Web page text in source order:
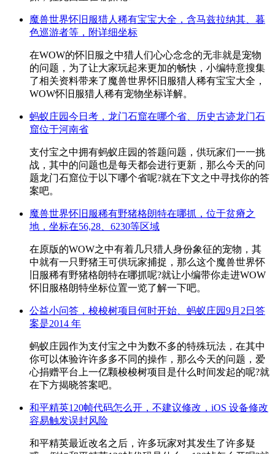
魔兽世界怀旧服猎人稀有宝宝大全，含马兹拉纳其、暮
色巡游者等，附详细坐标
在WOW的怀旧服之中猎人们心心念念的无非就是宠物
的问题，为了让大家玩起来更加的畅快，小编特意搜集
了相关资料带来了魔兽世界怀旧服猎人稀有宝宝大全，
WOW怀旧服猎人稀有宠物坐标详解。
蚂蚁庄园今日考，龙门石窟在哪个省、历史古迹龙门石
窟位于河南省
支付宝之中拥有蚂蚁庄园的答题问题，供玩家们一一挑
战，其中的问题也是每天都会进行更新，那么今天的问
题龙门石窟位于以下哪个省呢?就在下文之中寻找你的答
案吧。
魔兽世界怀旧服稀有野猪格朗特在哪抓，位于贫瘠之
地，坐标在56,28、6230等区域
在原版的WOW之中有着几只猎人身份象征的宠物，其
中就有一只野猪王可供玩家捕捉，那么这个魔兽世界怀
旧服稀有野猪格朗特在哪抓呢?就让小编带你走进WOW
怀旧服格朗特坐标位置一览了解一下吧。
公益小问答，梭梭树项目何时开始、蚂蚁庄园9月2日答
案是2014 年
蚂蚁庄园作为支付宝之中为数不多的特殊玩法，在其中
你可以体验许许多多不同的操作，那么今天的问题，爱
心捐赠平台上一亿颗梭梭树项目是什么时间发起的呢?就
在下方揭晓答案吧。
和平精英120帧代码怎么开，不建议修改，iOS 设备修改
容易触发误封风险
和平精英最近改名之后，许多玩家对其发生了许多疑